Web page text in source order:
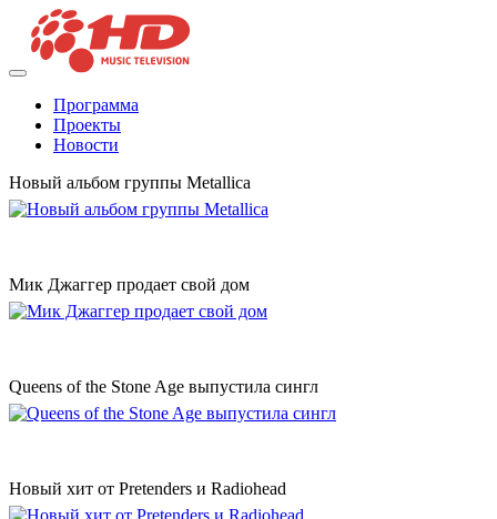
Программа
Проекты
Новости
Новый альбом группы Metallica
Мик Джаггер продает свой дом
Queens of the Stone Age выпустила сингл
Новый хит от Pretenders и Radiohead